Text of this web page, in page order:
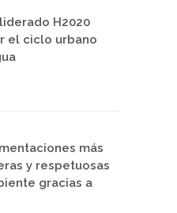
H2020
el ciclo urbano
más
y respetuosas
gracias a